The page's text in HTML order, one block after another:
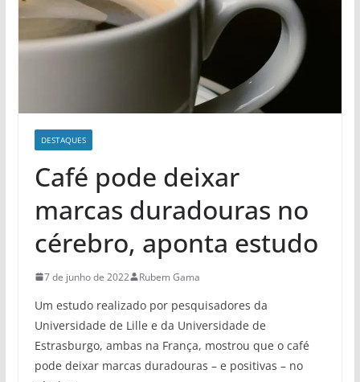
DESTAQUES
Café pode deixar
marcas duradouras no
cérebro, aponta estudo
7 de junho de 2022 Rubem Gama
Um estudo realizado por pesquisadores da
Universidade de Lille e da Universidade de
Estrasburgo, ambas na França, mostrou que o café
pode deixar marcas duradouras – e positivas – no